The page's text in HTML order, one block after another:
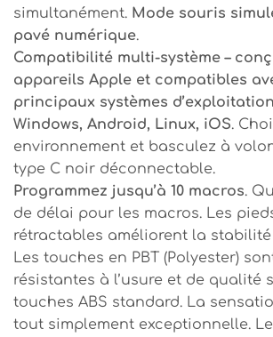
simultanément. Mode souris
pavé numérique.
Compatibilité multi-système –
appareils Apple et compatibles
principaux systèmes
Windows, Android, Linux, iOS.
environnement et basculez à
type C noir déconnectable.
Programmez jusqu’à 10 macros.
de délai pour les macros. Les
rétractables améliorent la stabilité
Les touches en PBT (Polyester)
résistantes à l’usure et de qualité
touches ABS standard. La
tout simplement exceptionnelle.